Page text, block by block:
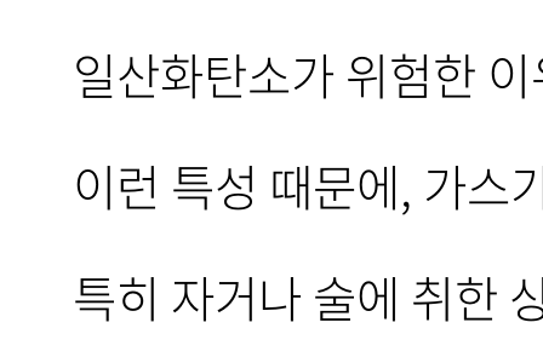
일산화탄소가 위험한
이런 특성 때문에, 가스
특히 자거나 술에 취한